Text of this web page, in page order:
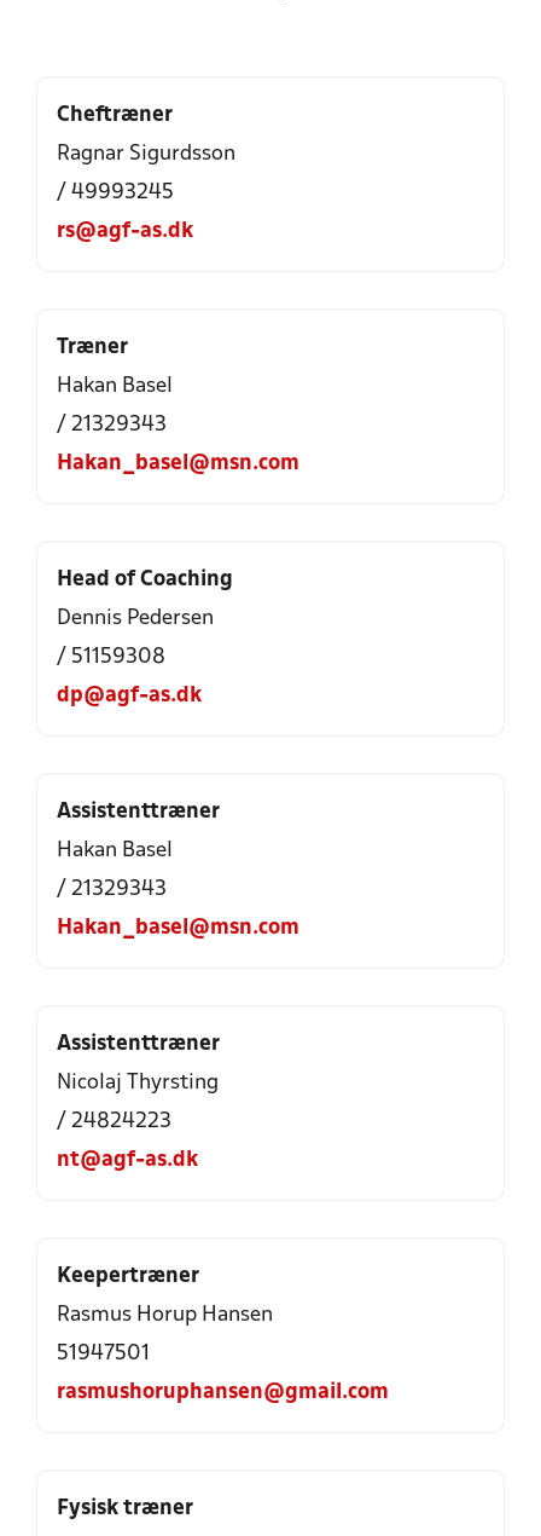
Cheftræner
Ragnar Sigurdsson
/ 49993245
rs@agf-as.dk
Træner
Hakan Basel
/ 21329343
Hakan_basel@msn.com
Head of Coaching
Dennis Pedersen
/ 51159308
dp@agf-as.dk
Assistenttræner
Hakan Basel
/ 21329343
Hakan_basel@msn.com
Assistenttræner
Nicolaj Thyrsting
/ 24824223
nt@agf-as.dk
Keepertræner
Rasmus Horup Hansen
51947501
rasmushoruphansen@gmail.com
Fysisk træner